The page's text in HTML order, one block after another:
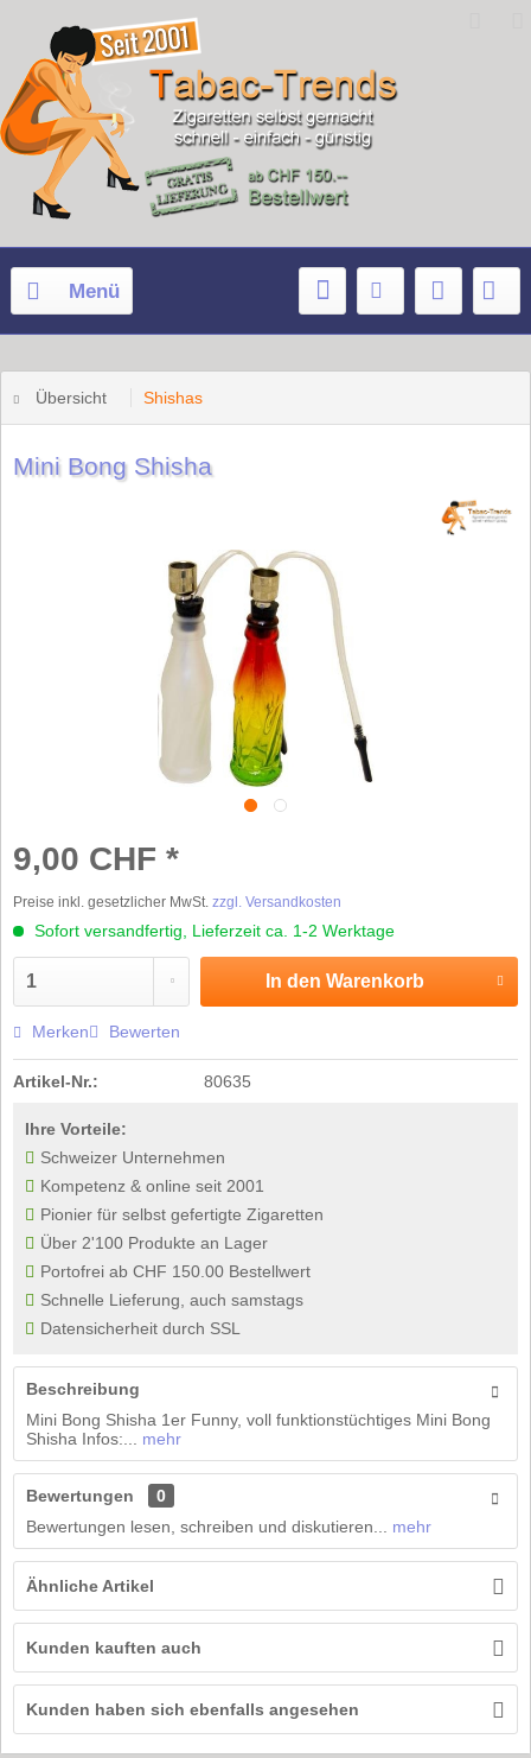
Menü
Übersicht Shishas
Mini Bong Shisha
9,00 CHF *
Preise inkl. gesetzlicher MwSt. zzgl. Versandkosten
Sofort versandfertig, Lieferzeit ca. 1-2 Werktage
In den Warenkorb
Merken Bewerten
Artikel-Nr.: 80635
Ihre Vorteile:
Schweizer Unternehmen
Kompetenz & online seit 2001
Pionier für selbst gefertigte Zigaretten
Über 2'100 Produkte an Lager
Portofrei ab CHF 150.00 Bestellwert
Schnelle Lieferung, auch samstags
Datensicherheit durch SSL
Beschreibung
Mini Bong Shisha 1er Funny, voll funktionstüchtiges Mini Bong
Shisha Infos:...
mehr
Bewertungen
0
Bewertungen lesen, schreiben und diskutieren...
mehr
Ähnliche Artikel
Kunden kauften auch
Kunden haben sich ebenfalls angesehen